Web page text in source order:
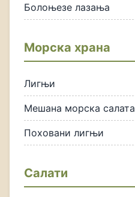
Болоњезе лазања
Морска храна
Лигњи
Мешана морска салата
Поховани лигњи
Салати